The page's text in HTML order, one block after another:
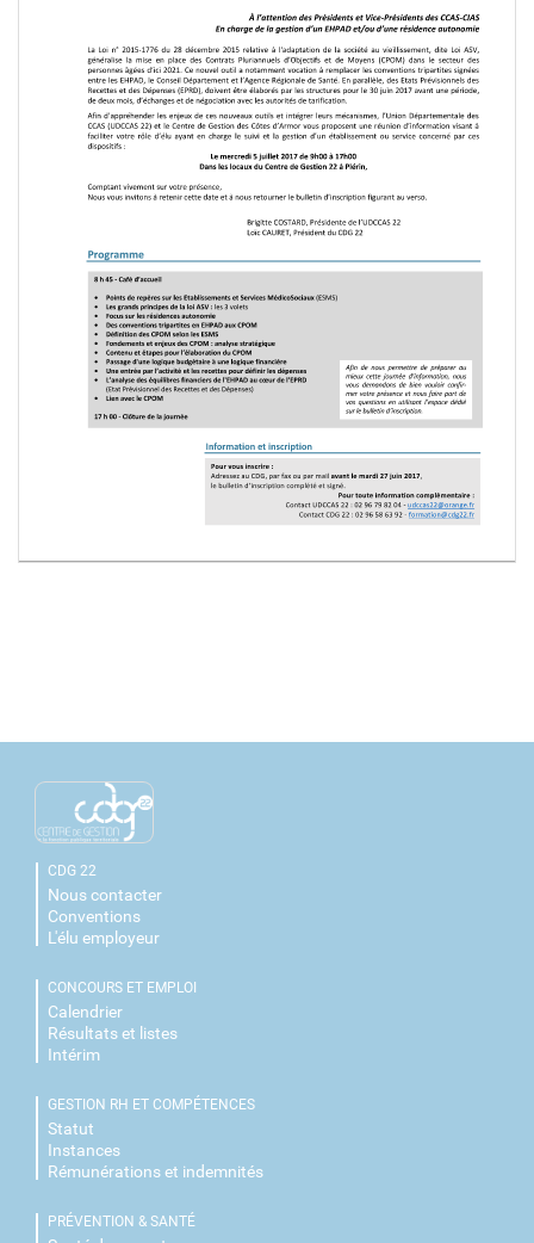
CDG 22
Nous contacter
Conventions
L'élu employeur
CONCOURS ET EMPLOI
Calendrier
Résultats et listes
Intérim
GESTION RH ET COMPÉTENCES
Statut
Instances
Rémunérations et indemnités
PRÉVENTION & SANTÉ